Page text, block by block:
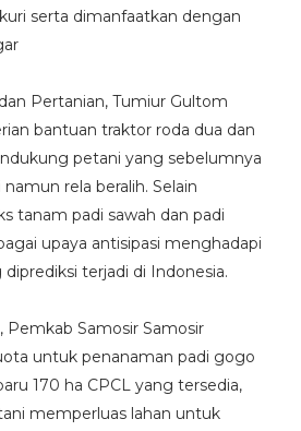
serta dimanfaatkan dengan
Pertanian, Tumiur Gultom
bantuan traktor roda dua dan
petani yang sebelumnya
rela beralih. Selain
tanam padi sawah dan padi
upaya antisipasi menghadapi
terjadi di Indonesia.
Samosir Samosir
untuk penanaman padi gogo
170 ha CPCL yang tersedia,
memperluas lahan untuk